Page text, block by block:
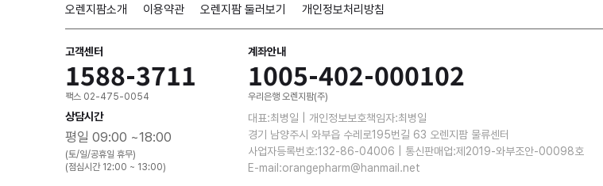
오렌지팜소개 이용약관 오렌지팜 둘러보기 개인정보처리방침
고객센터
1588-3711
팩스 02-475-0054
상담시간
평일 09:00 ~18:00
(토/일/공휴일 휴무)
(점심시간 12:00 ~ 13:00)
계좌안내
1005-402-000102
우리은행 오렌지팜(주)
대표:최병일 | 개인정보보호책임자:최병일
경기 남양주시 와부읍 수레로195번길 63 오렌지팜 물류센터
사업자등록번호:132-86-04006 | 통신판매업:제2019-와부조안-00098호
E-mail:orangepharm@hanmail.net